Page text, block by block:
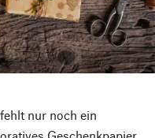
nur noch ein
Geschenkpapier